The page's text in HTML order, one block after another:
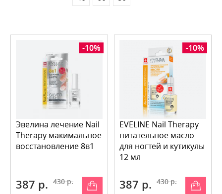
-10%
Эвелина лечение Nail
Therapy макимальное
восстановление 8в1
387 р. 430 р.
-10%
EVELINE Nail Therapy
питательное масло
для ногтей и кутикулы
12 мл
387 р. 430 р.